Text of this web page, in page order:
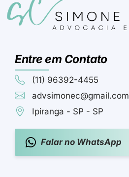
Entre em Contato
(11) 96392-4455
advsimonec@gmail.com
Ipiranga - SP - SP
Falar no WhatsApp